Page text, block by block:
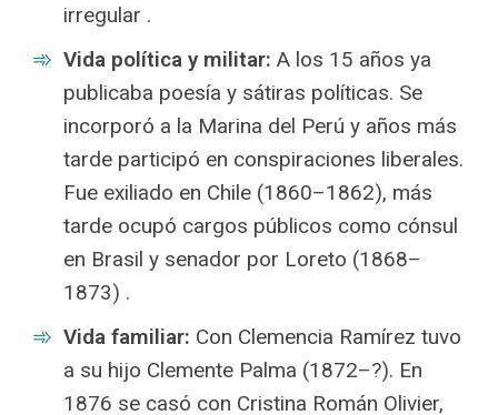
irregular .
Vida política y militar: A los 15 años ya
publicaba poesía y sátiras políticas. Se
incorporó a la Marina del Perú y años más
tarde participó en conspiraciones liberales.
Fue exiliado en Chile (1860–1862), más
tarde ocupó cargos públicos como cónsul
en Brasil y senador por Loreto (1868–
1873) .
Vida familiar: Con Clemencia Ramírez tuvo
a su hijo Clemente Palma (1872–?). En
1876 se casó con Cristina Román Olivier,